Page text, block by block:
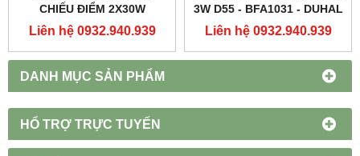
DANH MỤC SẢN PHẨM
HỔ TRỢ TRỰC TUYẾN
CHIẾU ĐIỂM 2X30W
250X137 - DFC2302 -
Liên hệ 0932.940.939
3W D55 - BFA1031 - DUHAL
Liên hệ 0932.940.939